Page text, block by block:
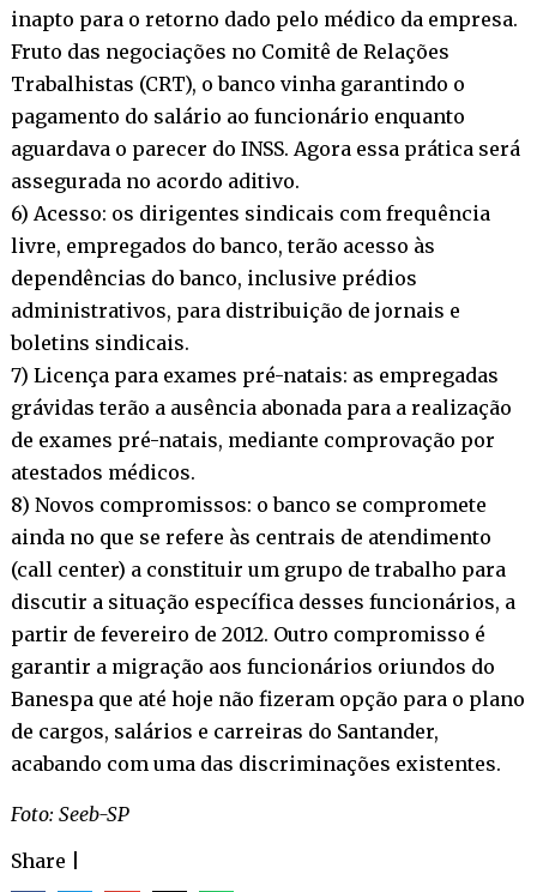
inapto para o retorno dado pelo médico da empresa.
Fruto das negociações no Comitê de Relações
Trabalhistas (CRT), o banco vinha garantindo o
pagamento do salário ao funcionário enquanto
aguardava o parecer do INSS. Agora essa prática será
assegurada no acordo aditivo.
6) Acesso: os dirigentes sindicais com frequência
livre, empregados do banco, terão acesso às
dependências do banco, inclusive prédios
administrativos, para distribuição de jornais e
boletins sindicais.
7) Licença para exames pré-natais: as empregadas
grávidas terão a ausência abonada para a realização
de exames pré-natais, mediante comprovação por
atestados médicos.
8) Novos compromissos: o banco se compromete
ainda no que se refere às centrais de atendimento
(call center) a constituir um grupo de trabalho para
discutir a situação específica desses funcionários, a
partir de fevereiro de 2012. Outro compromisso é
garantir a migração aos funcionários oriundos do
Banespa que até hoje não fizeram opção para o plano
de cargos, salários e carreiras do Santander,
acabando com uma das discriminações existentes.
Foto: Seeb-SP
Share